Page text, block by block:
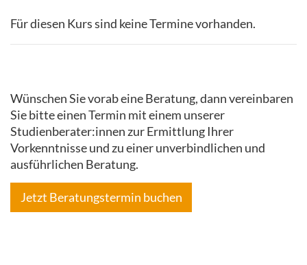
Für diesen Kurs sind keine Termine vorhanden.
Wünschen Sie vorab eine Beratung, dann vereinbaren
Sie bitte einen Termin mit einem unserer
Studienberater:innen zur Ermittlung Ihrer
Vorkenntnisse und zu einer unverbindlichen und
ausführlichen Beratung.
Jetzt Beratungstermin buchen